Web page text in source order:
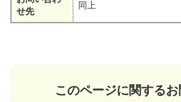
せ先
同上
このページに関する